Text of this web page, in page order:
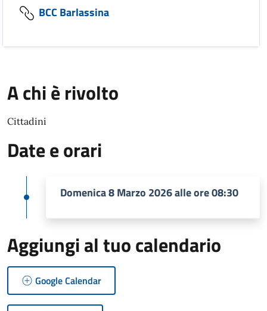
BCC Barlassina
A chi è rivolto
Cittadini
Date e orari
Domenica 8 Marzo 2026 alle ore 08:30
Aggiungi al tuo calendario
Google Calendar